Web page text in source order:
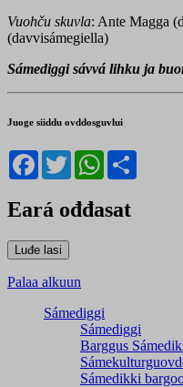
Vuohču skuvla: Ante Magga
(davvisámegiella)
Sámediggi sávvá lihku ja
Juoge siiddu ovddosguvlui
Facebook
TwitterWhatsApp
Eará ođđasat
Palaa alkuun
Sámediggi
Sámediggi
Barggus
Sámedikki